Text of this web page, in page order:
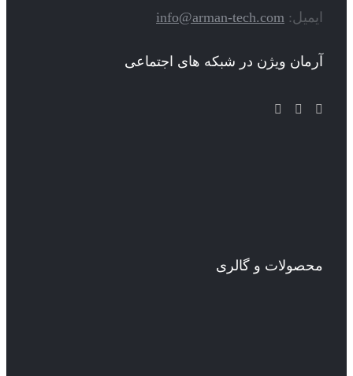
ایمیل: info@arman-tech.com
آرمان ویژن در شبکه های اجتماعی
محصولات و گالری